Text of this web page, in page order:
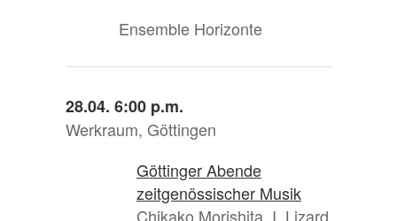
Ensemble Horizonte
28.04. 6:00 p.m.
Werkraum, Göttingen
Göttinger Abende
zeitgenössischer Musik
Chikako Morishita I Lizard